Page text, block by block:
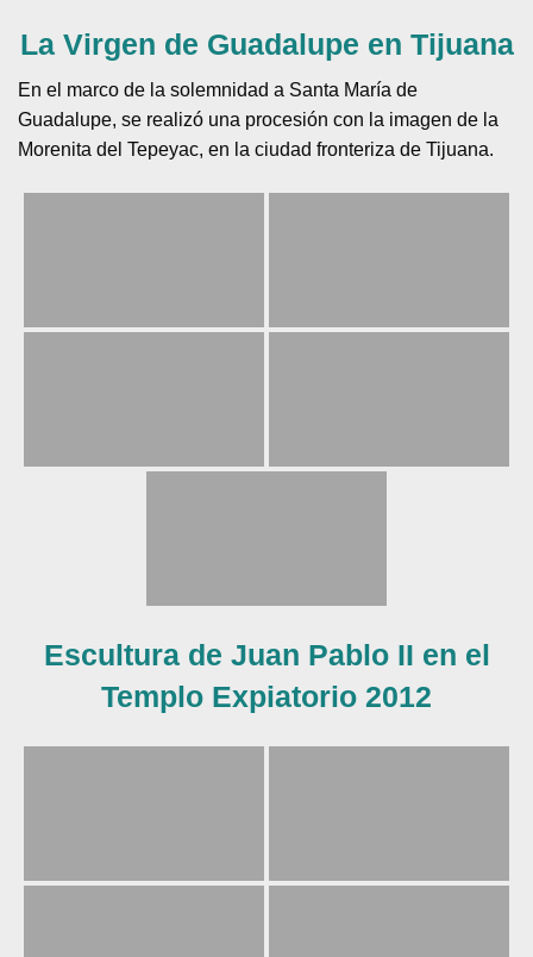
La Virgen de Guadalupe en Tijuana
En el marco de la solemnidad a Santa María de
Guadalupe, se realizó una procesión con la imagen de la
Morenita del Tepeyac, en la ciudad fronteriza de Tijuana.
Escultura de Juan Pablo II en el
Templo Expiatorio 2012